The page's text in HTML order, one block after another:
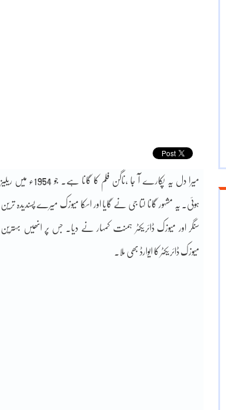
میرا دل یہ پکارے آ جا ،ناگن فلم کا گانا ہے۔ جو 1954ء میں ریلیز
ہوئی۔ یہ مشہور گانا لتا جی نے گایا اور اسکا میوزک میرے پسندیدہ ترین
سنگر اور میوزک ڈائریکٹر ہمنت کمہار نے دیا۔ جس پر انھیں بہترین
میوزک ڈائریکٹر کا ایوارڈ بھی ملا۔